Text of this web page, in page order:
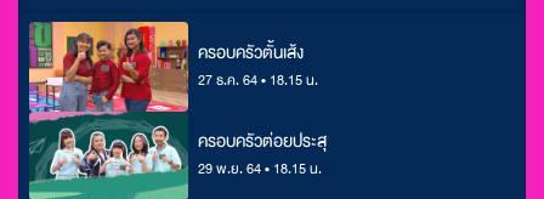
ครอบครัวตั้นเส้ง
27 ธ.ค. 64 • 18.15 น.
ครอบครัวต่อยประสุ
29 พ.ย. 64 • 18.15 น.